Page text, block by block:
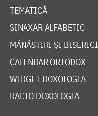
TEMATICĂ
SINAXAR ALFABETIC
MĂNĂSTIRI ȘI BISERICI
CALENDAR ORTODOX
WIDGET DOXOLOGIA
RADIO DOXOLOGIA